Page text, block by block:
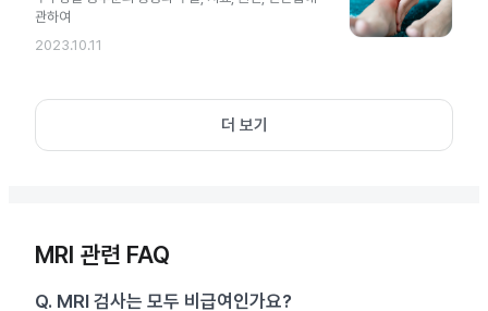
관하여
2023.10.11
더 보기
MRI 관련 FAQ
Q. MRI 검사는 모두 비급여인가요?